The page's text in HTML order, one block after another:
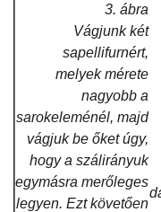
3. ábra
Vágjunk két
sapellifurnért,
melyek mérete
nagyobb a
sarokeleménél, majd
vágjuk be őket úgy,
hogy a szálirányuk
egymásra merőleges
legyen. Ezt követően